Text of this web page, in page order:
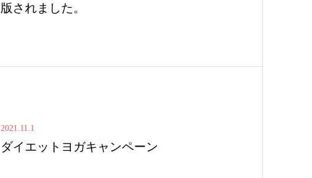
版されました。
2021.11.1
ダイエットヨガキャンペーン